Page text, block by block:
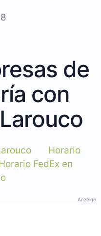
de
con
Horario
FedEx en
Anzeige